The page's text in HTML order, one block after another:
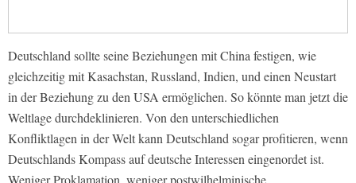
Deutschland sollte seine Beziehungen mit China festigen, wie
gleichzeitig mit Kasachstan, Russland, Indien, und einen Neustart
in der Beziehung zu den USA ermöglichen. So könnte man jetzt die
Weltlage durchdeklinieren. Von den unterschiedlichen
Konfliktlagen in der Welt kann Deutschland sogar profitieren, wenn
Deutschlands Kompass auf deutsche Interessen eingenordet ist.
Weniger Proklamation, weniger postwilhelminische